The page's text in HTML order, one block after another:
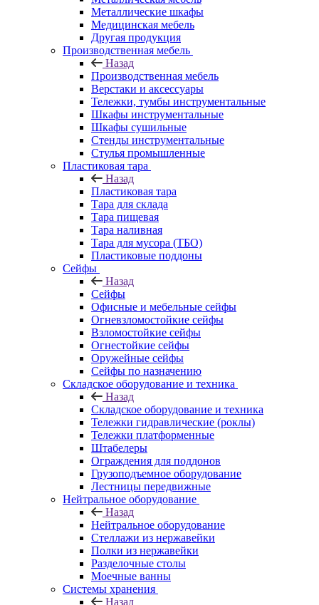
Металлические шкафы
Медицинская мебель
Другая продукция
Производственная мебель
Назад
Производственная мебель
Верстаки и аксессуары
Тележки, тумбы инструментальные
Шкафы инструментальные
Шкафы сушильные
Стенды инструментальные
Cтулья промышленные
Пластиковая тара
Назад
Пластиковая тара
Тара для склада
Тара пищевая
Тара наливная
Тара для мусора (ТБО)
Пластиковые поддоны
Сейфы
Назад
Сейфы
Офисные и мебельные сейфы
Огневзломостойкие сейфы
Взломостойкие сейфы
Огнестойкие сейфы
Оружейные сейфы
Сейфы по назначению
Складское оборудование и техника
Назад
Складское оборудование и техника
Тележки гидравлические (роклы)
Тележки платформенные
Штабелеры
Ограждения для поддонов
Грузоподъемное оборудование
Лестницы передвижные
Нейтральное оборудование
Назад
Нейтральное оборудование
Стеллажи из нержавейки
Полки из нержавейки
Разделочные столы
Моечные ванны
Системы хранения
Назад